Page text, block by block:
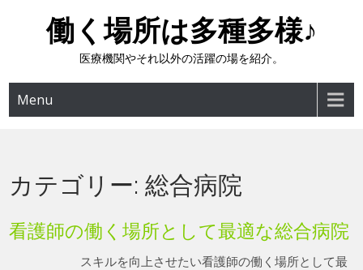
働く場所は多種多様♪
医療機関やそれ以外の活躍の場を紹介。
Menu
カテゴリー:総合病院
看護師の働く場所として最適な総合病院
スキルを向上させたい看護師の働く場所として最